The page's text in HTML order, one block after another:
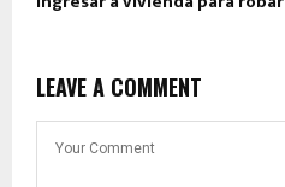
LEAVE A COMMENT